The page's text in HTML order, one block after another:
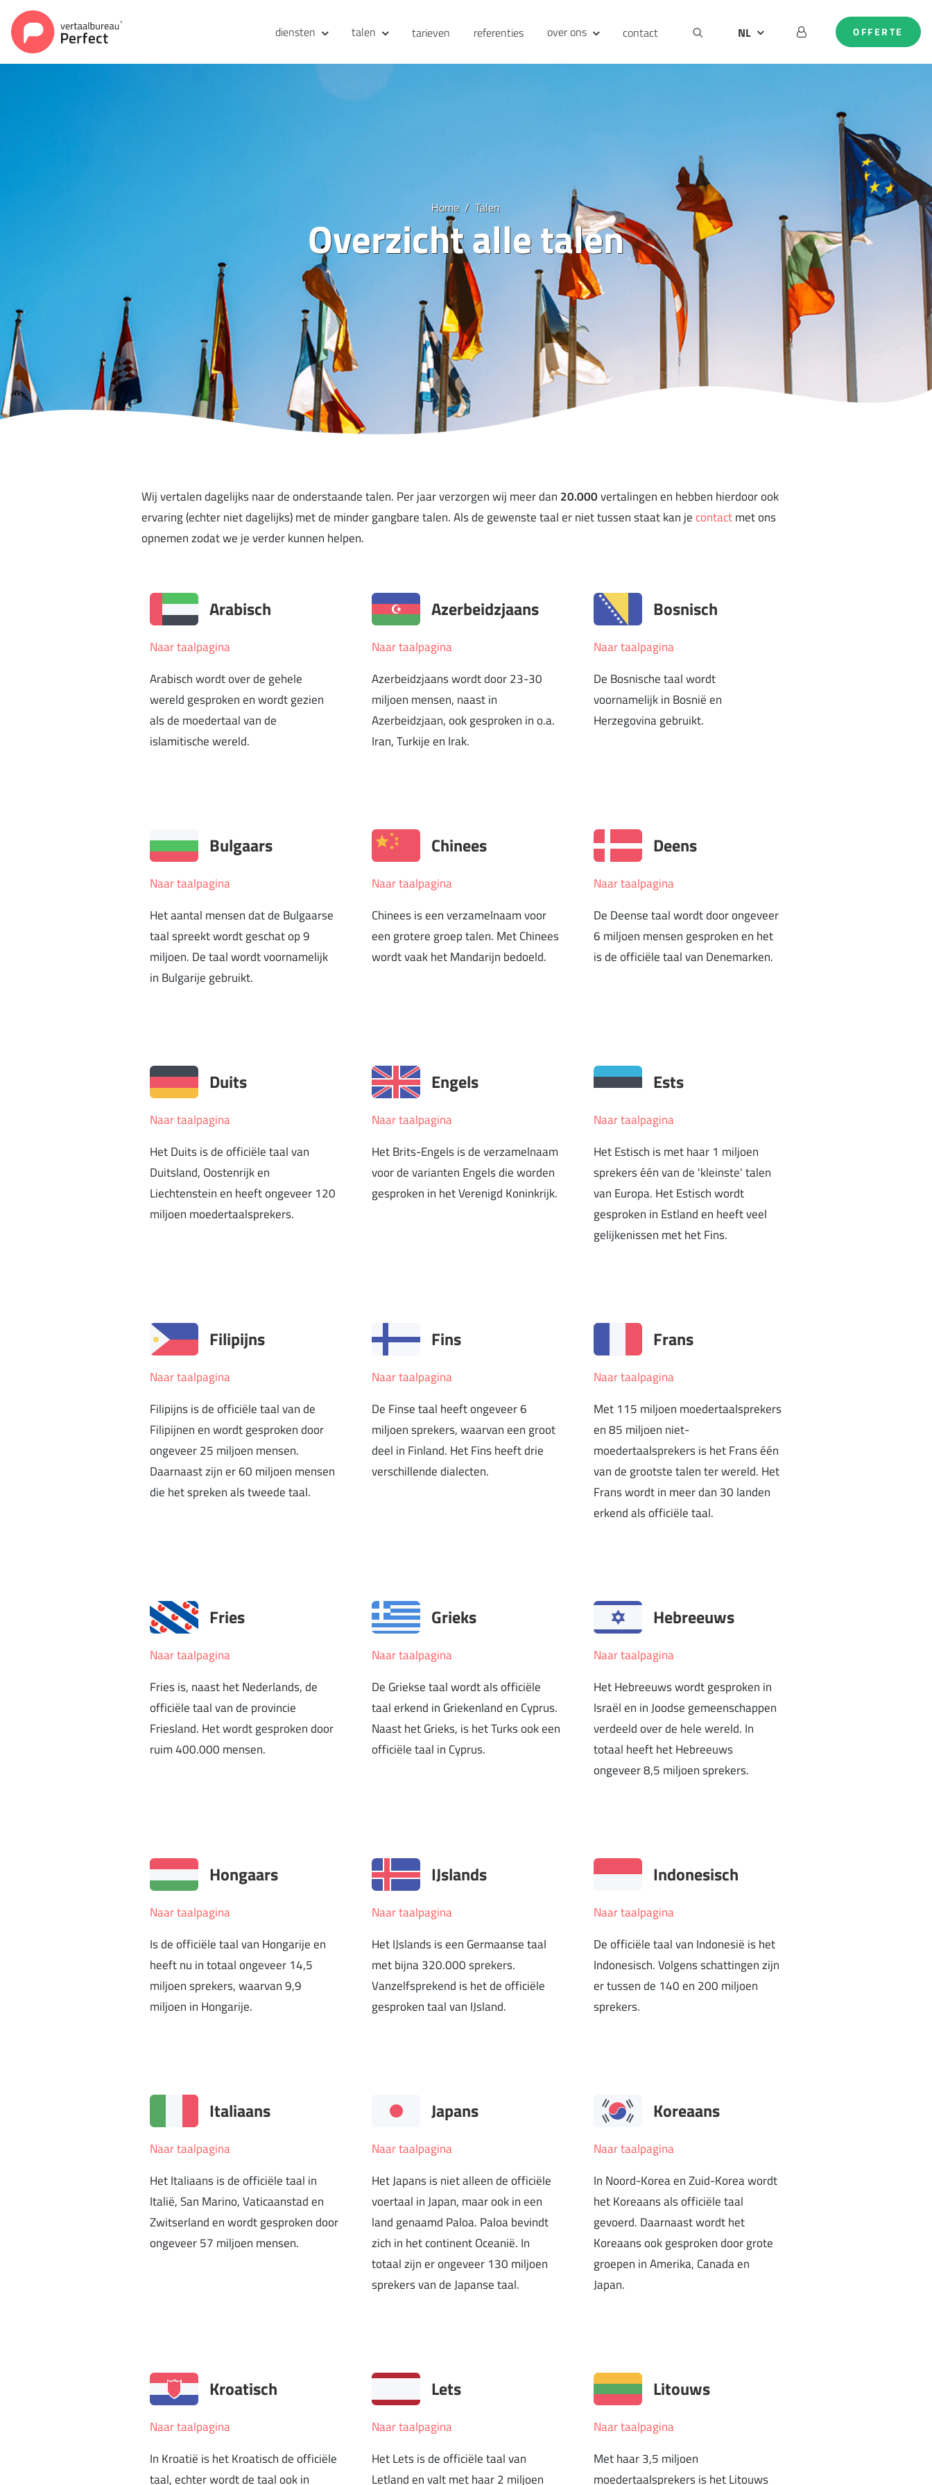
diensten talen tarieven referenties over ons contact
NL
OFFERTE
Home Talen
Overzicht alle talen
Wij vertalen dagelijks naar de onderstaande talen. Per jaar verzorgen wij meer dan 20.000vertalingen en hebben hierdoor ook
ervaring (echter niet dagelijks) met de minder gangbare talen. Als de gewenste taal er niet tussen staat kan je contactmet ons
opnemen zodat we je verder kunnen helpen.
Arabisch
Naar taalpagina
Arabisch wordt over de gehele
wereld gesproken en wordt gezien
als de moedertaal van de
islamitische wereld.
Azerbeidzjaans
Naar taalpagina
Azerbeidzjaans wordt door 23-30
miljoen mensen, naast in
Azerbeidzjaan, ook gesproken in o.a.
Iran, Turkije en Irak.
Bosnisch
Naar taalpagina
De Bosnische taal wordt
voornamelijk in Bosnië en
Herzegovina gebruikt.
Bulgaars
Naar taalpagina
Het aantal mensen dat de Bulgaarse
taal spreekt wordt geschat op 9
miljoen. De taal wordt voornamelijk
in Bulgarije gebruikt.
Chinees
Naar taalpagina
Chinees is een verzamelnaam voor
een grotere groep talen. Met Chinees
wordt vaak het Mandarijn bedoeld.
Deens
Naar taalpagina
De Deense taal wordt door ongeveer
6 miljoen mensen gesproken en het
is de officiële taal van Denemarken.
Duits
Naar taalpagina
Het Duits is de officiële taal van
Duitsland, Oostenrijk en
Liechtenstein en heeft ongeveer 120
miljoen moedertaalsprekers.
Engels
Naar taalpagina
Het Brits-Engels is de verzamelnaam
voor de varianten Engels die worden
gesproken in het Verenigd Koninkrijk.
Ests
Naar taalpagina
Het Estisch is met haar 1 miljoen
sprekers één van de 'kleinste' talen
van Europa. Het Estisch wordt
gesproken in Estland en heeft veel
gelijkenissen met het Fins.
Filipijns
Naar taalpagina
Filipijns is de officiële taal van de
Filipijnen en wordt gesproken door
ongeveer 25 miljoen mensen.
Daarnaast zijn er 60 miljoen mensen
die het spreken als tweede taal.
Fins
Naar taalpagina
De Finse taal heeft ongeveer 6
miljoen sprekers, waarvan een groot
deel in Finland. Het Fins heeft drie
verschillende dialecten.
Frans
Naar taalpagina
Met 115 miljoen moedertaalsprekers
en 85 miljoen niet-
moedertaalsprekers is het Frans één
van de grootste talen ter wereld. Het
Frans wordt in meer dan 30 landen
erkend als officiële taal.
Fries
Naar taalpagina
Fries is, naast het Nederlands, de
officiële taal van de provincie
Friesland. Het wordt gesproken door
ruim 400.000 mensen.
Grieks
Naar taalpagina
De Griekse taal wordt als officiële
taal erkend in Griekenland en Cyprus.
Naast het Grieks, is het Turks ook een
officiële taal in Cyprus.
Hebreeuws
Naar taalpagina
Het Hebreeuws wordt gesproken in
Israël en in Joodse gemeenschappen
verdeeld over de hele wereld. In
totaal heeft het Hebreeuws
ongeveer 8,5 miljoen sprekers.
Hongaars
Naar taalpagina
Is de officiële taal van Hongarije en
heeft nu in totaal ongeveer 14,5
miljoen sprekers, waarvan 9,9
miljoen in Hongarije.
IJslands
Naar taalpagina
Het IJslands is een Germaanse taal
met bijna 320.000 sprekers.
Vanzelfsprekend is het de officiële
gesproken taal van IJsland.
Indonesisch
Naar taalpagina
De officiële taal van Indonesië is het
Indonesisch. Volgens schattingen zijn
er tussen de 140 en 200 miljoen
sprekers.
Italiaans
Naar taalpagina
Het Italiaans is de officiële taal in
Italië, San Marino, Vaticaanstad en
Zwitserland en wordt gesproken door
ongeveer 57 miljoen mensen.
Japans
Naar taalpagina
Het Japans is niet alleen de officiële
voertaal in Japan, maar ook in een
land genaamd Paloa. Paloa bevindt
zich in het continent Oceanië. In
totaal zijn er ongeveer 130 miljoen
sprekers van de Japanse taal.
Koreaans
Naar taalpagina
In Noord-Korea en Zuid-Korea wordt
het Koreaans als officiële taal
gevoerd. Daarnaast wordt het
Koreaans ook gesproken door grote
groepen in Amerika, Canada en
Japan.
Kroatisch
Naar taalpagina
In Kroatië is het Kroatisch de officiële
taal, echter wordt de taal ook in
Lets
Naar taalpagina
Het Lets is de officiële taal van
Letland en valt met haar 2 miljoen
Litouws
Naar taalpagina
Met haar 3,5 miljoen
moedertaalsprekers is het Litouws